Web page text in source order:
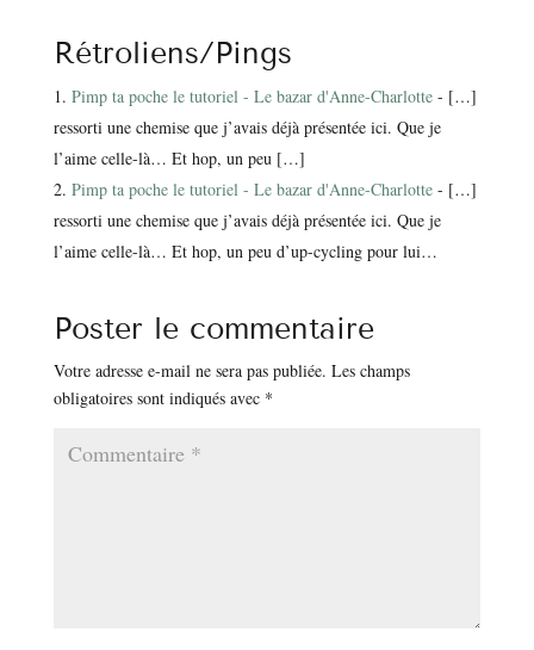
Rétroliens/Pings
Pimp ta poche le tutoriel - Le bazar d'Anne-Charlotte- […]
ressorti une chemise que j’avais déjà présentée ici. Que je
l’aime celle-là… Et hop, un peu […]
Pimp ta poche le tutoriel - Le bazar d'Anne-Charlotte- […]
ressorti une chemise que j’avais déjà présentée ici. Que je
l’aime celle-là… Et hop, un peu d’up-cycling pour lui…
Poster le commentaire
Votre adresse e-mail ne sera pas publiée. Les champs
obligatoires sont indiqués avec *